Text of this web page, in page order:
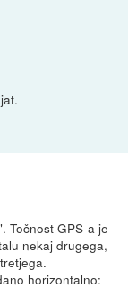
Točnost GPS-a je
nekaj drugega,
horizontalno: